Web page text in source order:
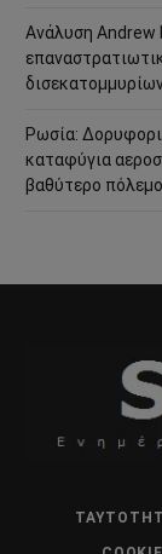
Ανάλυση Andrew
Ρωσία:
καταφύγια
βαθύτερο